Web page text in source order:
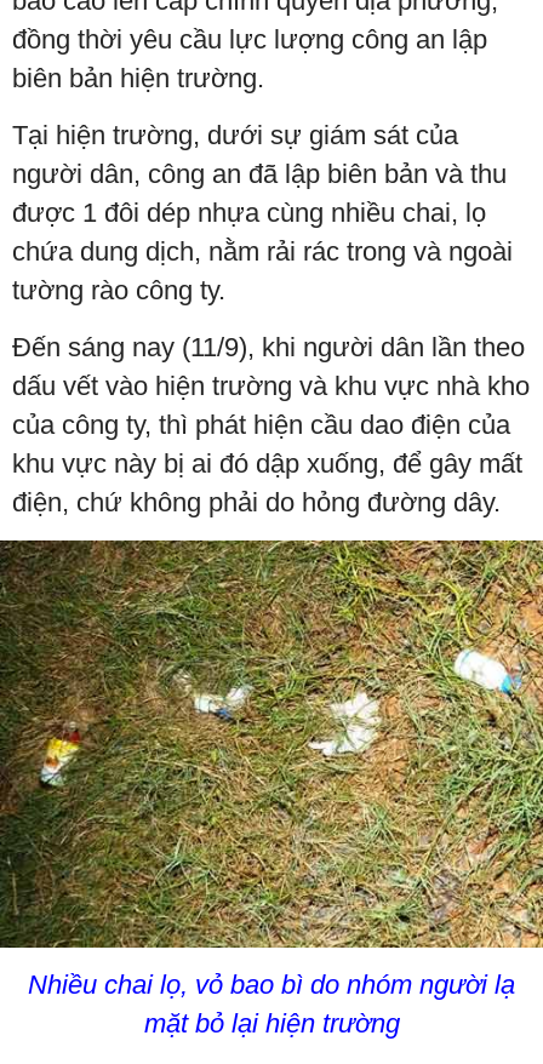
đồng thời yêu cầu lực lượng công an lập
biên bản hiện trường.
Tại hiện trường, dưới sự giám sát của
người dân, công an đã lập biên bản và thu
được 1 đôi dép nhựa cùng nhiều chai, lọ
chứa dung dịch, nằm rải rác trong và ngoài
tường rào công ty.
Đến sáng nay (11/9), khi người dân lần theo
dấu vết vào hiện trường và khu vực nhà kho
của công ty, thì phát hiện cầu dao điện của
khu vực này bị ai đó dập xuống, để gây mất
điện, chứ không phải do hỏng đường dây.
Nhiều chai lọ, vỏ bao bì do nhóm người lạ
mặt bỏ lại hiện trường